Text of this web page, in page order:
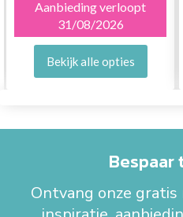
Aanbieding verloopt
31/08/2026
Bekijk alle opties
Bespaar
Ontvang onze